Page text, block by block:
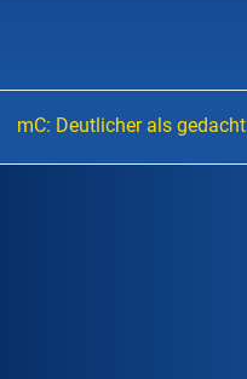
mC: Deutlicher als gedacht